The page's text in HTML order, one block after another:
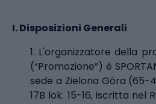
I.Disposizioni Generali
1. L'organizzatore della
(“Promozione”) è
sede a Zielona Góra (65-
17B lok. 15-16, iscritta nel